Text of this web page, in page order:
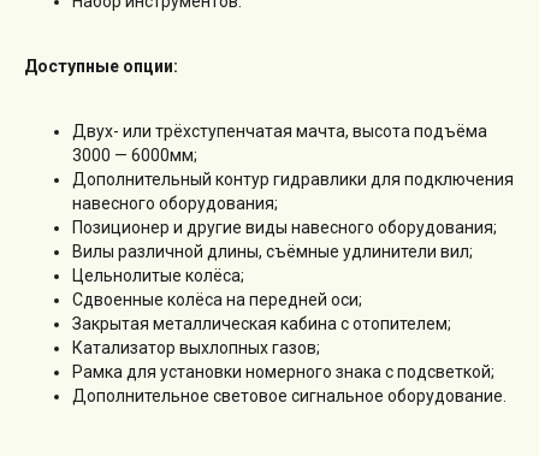
Доступные опции:
Двух- или трёхступенчатая мачта, высота подъёма
3000 — 6000мм;
Дополнительный контур гидравлики для подключения
навесного оборудования;
Позиционер и другие виды навесного оборудования;
Вилы различной длины, съёмные удлинители вил;
Цельнолитые колёса;
Сдвоенные колёса на передней оси;
Закрытая металлическая кабина с отопителем;
Катализатор выхлопных газов;
Рамка для установки номерного знака с подсветкой;
Дополнительное световое сигнальное оборудование.